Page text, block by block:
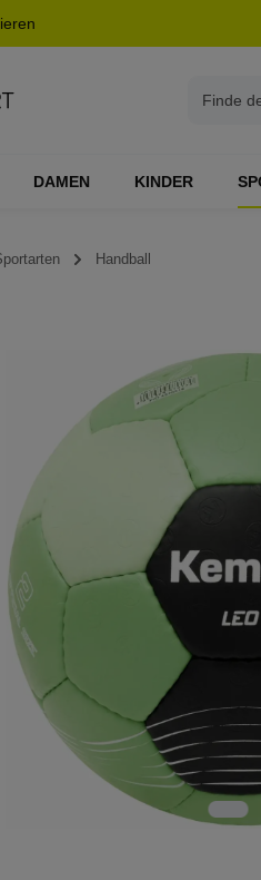
springen
DAMEN KINDER
Handball